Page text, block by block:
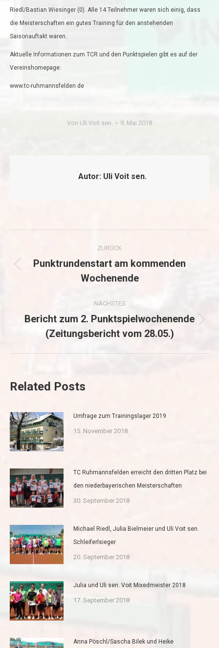
Riedl/Bastian Wiesinger (0). Alle 14 Teilnehmer waren sich einig, dass
die Meisterschaften ein gutes Training für den anstehenden
Saisonauftakt waren.
Aktuelle Informationen zum TCR und den Punktspielen gibt es auf der
Vereinshomepage:
www.tc-ruhmannsfelden.de
Von Uli Voit sen. 9. Mai 2018
Autor: Uli Voit sen.
Kommentarnavigation
ZURÜCK
Beitrag:
Punktrundenstart am kommenden
Wochenende
NÄCHSTES
Nächster
Beitrag:
Bericht zum 2. Punktspielwochenende
(Zeitungsbericht vom 28.05.)
Related Posts
Umfrage zum Trainingslager 2019
15. November 2018
TC Ruhmannsfelden erreicht den dritten Platz bei
den niederbayerischen Meisterschaften
30. September 2018
Michael Riedl, Julia Bielmeier und Uli Voit sen.
Schleiferlsieger
20. September 2018
Julia und Uli sen. Voit Mixedmeister 2018
17. September 2018
Anna Pöschl/Sascha Bilek und Heike